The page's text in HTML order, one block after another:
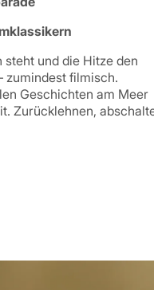
steht und die Hitze den
zumindest filmisch.
Geschichten am Meer
Zurücklehnen,